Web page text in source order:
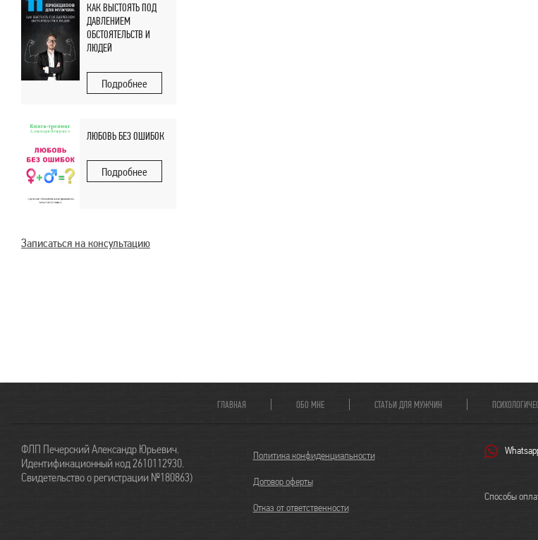
КАК ВЫСТОЯТЬ ПОД
ДАВЛЕНИЕМ
ОБСТОЯТЕЛЬСТВ И
ЛЮДЕЙ
Подробнее
ЛЮБОВЬ БЕЗ ОШИБОК
Подробнее
Записаться на консультацию
ГЛАВНАЯ ОБО МНЕ СТАТЬИ ДЛЯ МУЖЧИН
ФЛП Печерский Александр Юрьевич.
Идентификационный код 2610112930.
Свидетельство о регистрации №180863)
Политика конфиденциальности
Договор оферты
Отказ от ответственности
Способы